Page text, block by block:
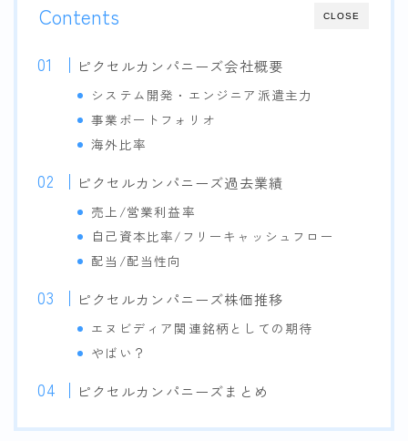
CLOSE
Contents
ピクセルカンパニーズ会社概要
システム開発・エンジニア派遣主力
事業ポートフォリオ
海外比率
ピクセルカンパニーズ過去業績
売上/営業利益率
自己資本比率/フリーキャッシュフロー
配当/配当性向
ピクセルカンパニーズ株価推移
エヌビディア関連銘柄としての期待
やばい？
ピクセルカンパニーズまとめ